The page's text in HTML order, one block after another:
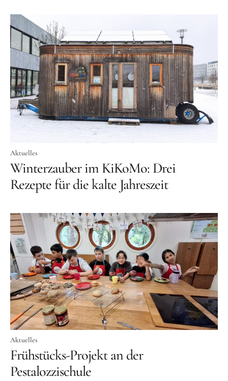
Aktuelles
Winterzauber im KiKoMo: Drei
Rezepte für die kalte Jahreszeit
Aktuelles
Frühstücks-Projekt an der
Pestalozzischule